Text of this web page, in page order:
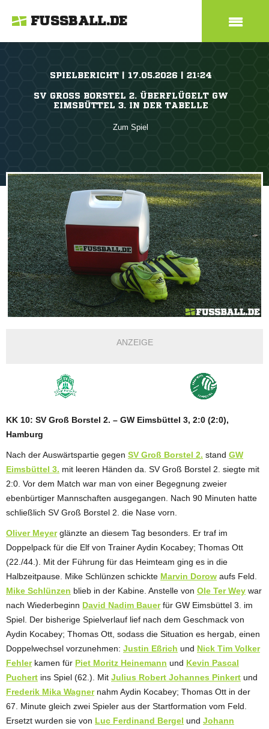
FUSSBALL.DE
SPIELBERICHT | 17.05.2026 | 21:24
SV GROSS BORSTEL 2. ÜBERFLÜGELT GW E
IMSBÜTTEL 3. IN DER TABELLE
Zum Spiel
ANZEIGE
KK 10: SV Groß Borstel 2. – GW Eimsbüttel 3, 2:0 (2:0),
Hamburg
Nach der Auswärtspartie gegen SV Groß Borstel 2. stand GW
Eimsbüttel 3. mit leeren Händen da. SV Groß Borstel 2. siegte mit
2:0. Vor dem Match war man von einer Begegnung zweier
ebenbürtiger Mannschaften ausgegangen. Nach 90 Minuten hatte
schließlich SV Groß Borstel 2. die Nase vorn.
Oliver Meyerglänzte an diesem Tag besonders. Er traf im
Doppelpack für die Elf von Trainer Aydin Kocabey; Thomas Ott
(22./44.). Mit der Führung für das Heimteam ging es in die
Halbzeitpause. Mike Schlünzen schickte Marvin Dorow aufs Feld.
Mike Schlünzen blieb in der Kabine. Anstelle von Ole Ter Wey war
nach Wiederbeginn David Nadim Bauerfür GW Eimsbüttel 3. im
Spiel. Der bisherige Spielverlauf lief nach dem Geschmack von
Aydin Kocabey; Thomas Ott, sodass die Situation es hergab, einen
Doppelwechsel vorzunehmen: Justin Eßrich und Nick Tim Volker
Fehlerkamen für Piet Moritz Heinemann und Kevin Pascal
Puchert ins Spiel (62.). Mit Julius Robert Johannes Pinkert und
Frederik Mika Wagnernahm Aydin Kocabey; Thomas Ott in der
67. Minute gleich zwei Spieler aus der Startformation vom Feld.
Ersetzt wurden sie von Luc Ferdinand Bergel und Johann